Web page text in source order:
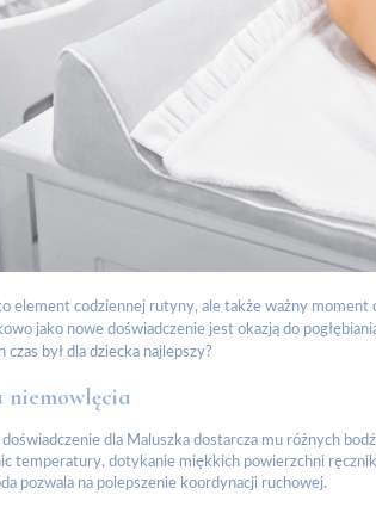
element codziennej rutyny, ale także ważny
jako nowe doświadczenie jest okazją do
był dla dziecka najlepszy?
niemowlęcia
dla Maluszka dostarcza mu różnych
temperatury, dotykanie miękkich powierzchni
pozwala na polepszenie koordynacji ruchowej.